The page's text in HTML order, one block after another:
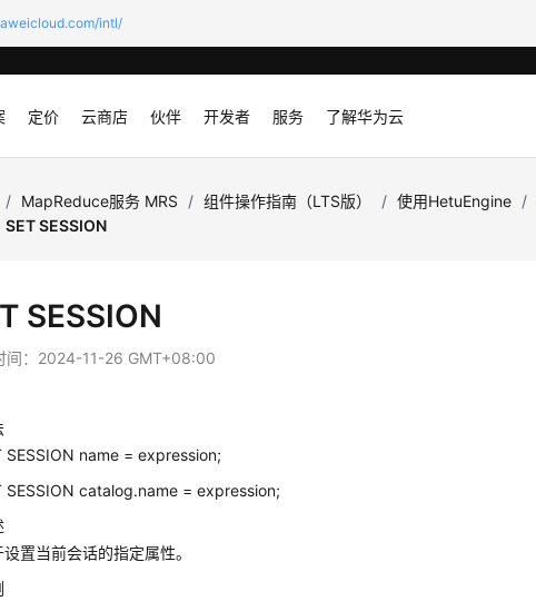
intl/
定价 云商店 伙伴 开发者 服务 了解华为云
/ MapReduce服务 MRS / 组件操作指南（LTS版） / 使用HetuEngine /
SET SESSION
SESSION
： 2024-11-26 GMT+08:00
SESSION name = expression;
SESSION catalog.name = expression;
设置当前会话的指定属性。